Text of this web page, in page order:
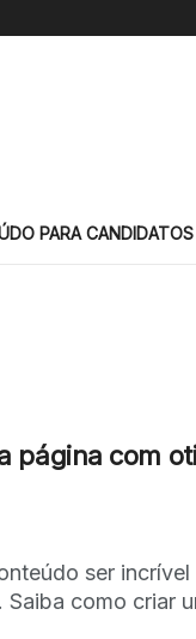
PARA CANDIDATOS
página com
ser
Saiba como criar